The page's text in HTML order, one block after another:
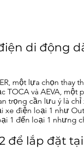
di động
một lựa chọn thay
TOCA và AEVA,
trọng cần lưu ý là
điện loại 1 như
1 đến loại 1 nhưng
để lắp đặt